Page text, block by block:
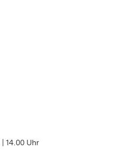
14.00 Uhr